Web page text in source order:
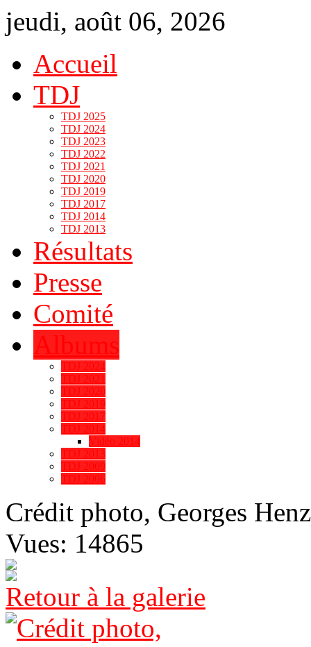
jeudi, août 06, 2026
Accueil
TDJ
TDJ 2025
TDJ 2024
TDJ 2023
TDJ 2022
TDJ 2021
TDJ 2020
TDJ 2019
TDJ 2017
TDJ 2014
TDJ 2013
Résultats
Presse
Comité
Albums
TDJ 2024
TDJ 2021
TDJ 2020
TDJ 2019
TDJ 2017
TDJ 2014
Vidéo 2014
TDJ 2013
TDJ 2009
TDJ 2006
Crédit photo, Georges
Vues: 14865
Retour à la galerie